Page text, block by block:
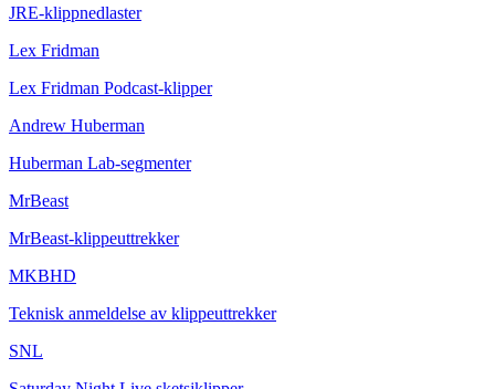
JRE-klippnedlaster
Lex Fridman
Lex Fridman Podcast-klipper
Andrew Huberman
Huberman Lab-segmenter
MrBeast
MrBeast-klippeuttrekker
MKBHD
Teknisk anmeldelse av klippeuttrekker
SNL